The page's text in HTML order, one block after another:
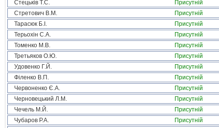
Стецьків Т.С.
Присутній
Стретович В.М.
Присутній
Тарасюк Б.І.
Присутній
Терьохін С.А.
Присутній
Томенко М.В.
Присутній
Третьяков О.Ю.
Присутній
Удовенко Г.Й.
Присутній
Філенко В.П.
Присутній
Червоненко Є.А.
Присутній
Черновецький Л.М.
Присутній
Чечель М.Й.
Присутній
Чубаров Р.А.
Присутній